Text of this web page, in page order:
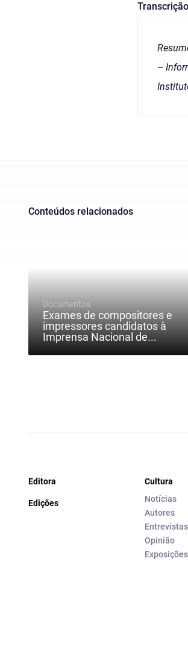
Transcrição
–
Conteúdos relacionados
Documentos
Exames de compositores e
impressores candidatos à
Imprensa Nacional de...
Editora
Edições
Cultura
Notícias
Autores
Entrevistas
Opinião
Exposições